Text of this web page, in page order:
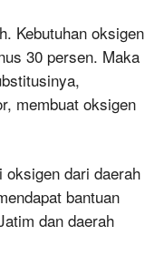
Kebutuhan oksigen
30 persen. Maka
membuat oksigen
oksigen dari daerah
bantuan
dan daerah